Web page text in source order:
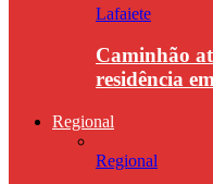
Lafaiete
Caminhão
residência
Regional
Regional